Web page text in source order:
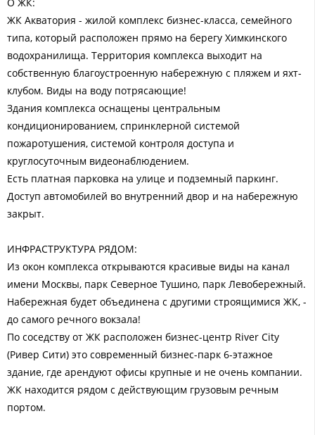
О ЖК:
ЖК Акватория - жилой комплекс бизнес-класса, семейного
типа, который расположен прямо на берегу Химкинского
водохранилища. Территория комплекса выходит на
собственную благоустроенную набережную с пляжем и яхт-
клубом. Виды на воду потрясающие!
Здания комплекса оснащены центральным
кондиционированием, спринклерной системой
пожаротушения, системой контроля доступа и
круглосуточным видеонаблюдением.
Есть платная парковка на улице и подземный паркинг.
Доступ автомобилей во внутренний двор и на набережную
закрыт.
ИНФРАСТРУКТУРА РЯДОМ:
Из окон комплекса открываются красивые виды на канал
имени Москвы, парк Северное Тушино, парк Левобережный.
Набережная будет объединена с другими строящимися ЖК, -
до самого речного вокзала!
По соседству от ЖК расположен бизнес-центр Rivеr Сity
(Ривер Сити) это современный бизнес-парк 6-этажное
здание, где арендуют офисы крупные и не очень компании.
ЖК находится рядом с действующим грузовым речным
портом.